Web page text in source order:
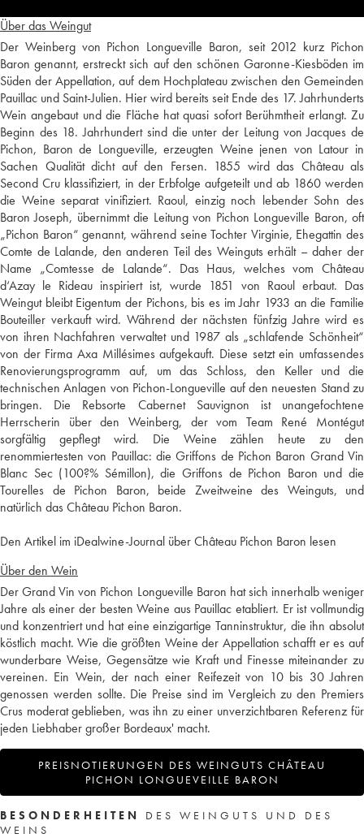
Über das Weingut
Der Weinberg von Pichon Longueville Baron, seit 2012 kurz Pichon
Baron genannt, erstreckt sich auf den schönen Garonne-Kiesböden im
Süden der Appellation, auf dem Hochplateau zwischen den Gemeinden
Pauillac und Saint-Julien. Hier wird bereits seit Ende des 17. Jahrhunderts
Wein angebaut und die Fläche hat quasi sofort Berühmtheit erlangt. Zu
Beginn des 18. Jahrhundert sind die unter der Leitung von Jacques de
Pichon, Baron de Longueville, erzeugten Weine jenen von Latour in
Sachen Qualität dicht auf den Fersen. 1855 wird das Château als
Second Cru klassifiziert, in der Erbfolge aufgeteilt und ab 1860 werden
die Weine separat vinifiziert. Raoul, einzig noch lebender Sohn des
Baron Joseph, übernimmt die Leitung von Pichon Longueville Baron, oft
„Pichon Baron“ genannt, während seine Tochter Virginie, Ehegattin des
Comte de Lalande, den anderen Teil des Weinguts erhält – daher der
Name „Comtesse de Lalande“. Das Haus, welches vom Château
d‘Azay le Rideau inspiriert ist, wurde 1851 von Raoul erbaut. Das
Weingut bleibt Eigentum der Pichons, bis es im Jahr 1933 an die Familie
Bouteiller verkauft wird. Während der nächsten fünfzig Jahre wird es
von ihren Nachfahren verwaltet und 1987 als „schlafende Schönheit“
von der Firma Axa Millésimes aufgekauft. Diese setzt ein umfassendes
Renovierungsprogramm auf, um das Schloss, den Keller und die
technischen Anlagen von Pichon-Longueville auf den neuesten Stand zu
bringen. Die Rebsorte Cabernet Sauvignon ist unangefochtene
Herrscherin über den Weinberg, der vom Team René Montégut
sorgfältig gepflegt wird. Die Weine zählen heute zu den
renommiertesten von Pauillac: die Griffons de Pichon Baron Grand Vin
Blanc Sec (100?% Sémillon), die Griffons de Pichon Baron und die
Tourelles de Pichon Baron, beide Zweitweine des Weinguts, und
natürlich das Château Pichon Baron.
Den Artikel im iDealwine-Journal über Château Pichon Baron lesen
Über den Wein
Der Grand Vin von Pichon Longueville Baron hat sich innerhalb weniger
Jahre als einer der besten Weine aus Pauillac etabliert. Er ist vollmundig
und konzentriert und hat eine einzigartige Tanninstruktur, die ihn absolut
köstlich macht. Wie die größten Weine der Appellation schafft er es auf
wunderbare Weise, Gegensätze wie Kraft und Finesse miteinander zu
vereinen. Ein Wein, der nach einer Reifezeit von 10 bis 30 Jahren
genossen werden sollte. Die Preise sind im Vergleich zu den Premiers
Crus moderat geblieben, was ihn zu einer unverzichtbaren Referenz für
jeden Liebhaber großer Bordeaux' macht.
PREISNOTIERUNGEN DES WEINGUTS CHÂTEAU
PICHON LONGUEVEILLE BARON
BESONDERHEITEN
DES WEINGUTS UND DES
WEINS